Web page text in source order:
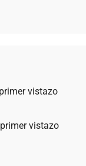
vistazo
vistazo